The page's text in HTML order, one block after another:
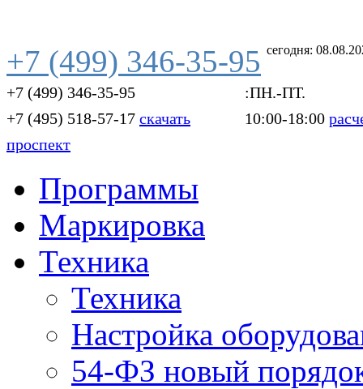
сегодня:
+7 (499) 346-35-95
+7 (499) 346-35-95
+7 (495) 518-57-17 скачать
проспект
:ПН.-ПТ.
10:00-18:00
Программы
Маркировка
Техника
Техника
Настройка
54-ФЗ новый